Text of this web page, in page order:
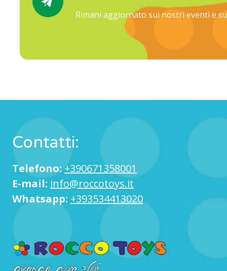
Rimani aggiornato sui nostri eventi e
Contatti:
Telefono:+390671358001
E-mail: info@roccotoys.it
Whatsapp: +393534413020